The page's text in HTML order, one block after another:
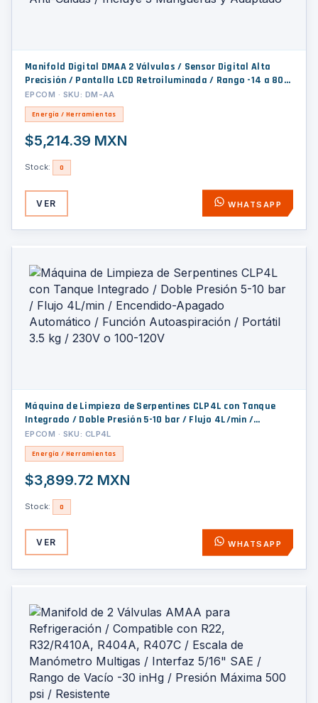
Manifold Digital DMAA 2 Válvulas / Sensor Digital Alta
Precisión / Pantalla LCD Retroiluminada / Rango -14 a 800
psi (55 bar) / Compatibilidad Múltiples Refrigerantes /
Diseño Anti-Caídas / Incluye 3 Mangueras y Adaptado
EPCOM · SKU: DM-AA
Energía / Herramientas
$5,214.39 MXN
Stock: 0
VER WHATSAPP
Máquina de Limpieza de Serpentines CLP4L con Tanque
Integrado / Doble Presión 5-10 bar / Flujo 4L/min /
Encendido-Apagado Automático / Función Autoaspiración
/ Portátil 3.5 kg / 230V o 100-120V
EPCOM · SKU: CLP4L
Energía / Herramientas
$3,899.72 MXN
Stock: 0
VER WHATSAPP